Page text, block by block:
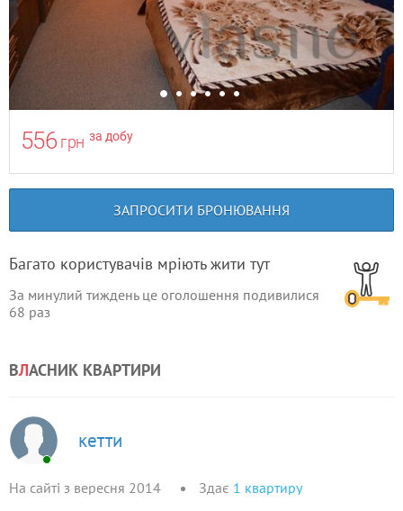
556 грн за добу
ЗАПРОСИТИ БРОНЮВАННЯ
Багато користувачів мріють жити тут
За минулий тиждень це оголошення подивилися
68 раз
ВЛАСНИК КВАРТИРИ
кетти
На сайті з вересня 2014 Здає 1 квартиру